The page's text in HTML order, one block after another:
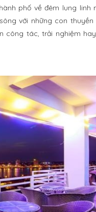
phố về đêm lung linh
với những con
công tác, trải nghiệm